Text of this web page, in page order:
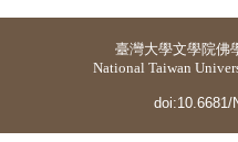
臺灣大學文學院佛
National Taiwan
doi:10.6681/